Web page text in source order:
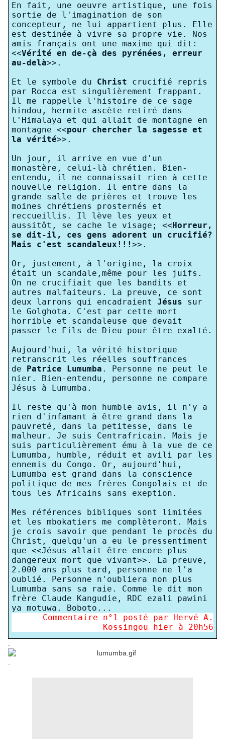
En fait, une oeuvre artistique, une fois
sortie de l'imagination de son
concepteur, ne lui appartient plus. Elle
est destinée à vivre sa propre vie. Nos
amis français ont une maxime qui dit:
<<Vérité en de-çà des pyrénées, erreur
au-delà>>.
Et le symbole du Christ crucifié repris
par Rocca est singulièrement frappant.
Il me rappelle l'histoire de ce sage
hindou, hermite ascète retiré dans
l'Himalaya et qui allait de montagne en
montagne <<pour chercher la sagesse et
la vérité>>.
Un jour, il arrive en vue d'un
monastère, celui-là chrétien. Bien-
entendu, il ne connaissait rien à cette
nouvelle religion. Il entre dans la
grande salle de prières et trouve les
moines chrétiens prosternés et
reccueillis. Il lève les yeux et
aussitôt, se cache le visage; << Horreur,
se dit-il, ces gens adorent un crucifié?
Mais c'est scandaleux!!! >>.
Or, justement, à l'origine, la croix
était un scandale,même pour les juifs.
On ne crucifiait que les bandits et
autres malfaiteurs. La preuve, ce sont
deux larrons qui encadraient Jésus sur
le Golghota. C'est par cette mort
horrible et scandaleuse que devait
passer le Fils de Dieu pour être exalté.
Aujourd'hui, la vérité historique
retranscrit les réelles souffrances
de
Patrice Lumumba . Personne ne peut le
nier. Bien-entendu, personne ne compare
Jésus à Lumumba.
Il reste qu'à mon humble avis, il n'y a
rien d'infamant à être grand dans la
pauvreté, dans la petitesse, dans le
malheur. Je suis Centrafricain. Mais je
suis particulièrement ému à la vue de ce
Lumumba, humble, réduit et avili par les
ennemis du Congo. Or, aujourd'hui,
Lumumba est grand dans la conscience
politique de mes frères Congolais et de
tous les Africains sans exeption.
Mes références bibliques sont limitées
et les mbokatiers me complèteront. Mais
je crois savoir que pendant le procès du
Christ, quelqu'un a eu le pressentiment
que <<Jésus allait être encore plus
dangereux mort que vivant>>. La preuve,
2.000 ans plus tard, personne ne l'a
oublié. Personne n'oubliera non plus
Lumumba sans sa raie. Comme le dit mon
frère Claude Kangudie, RDC ezali pawini
ya motuwa. Boboto...
Commentaire n° 1 posté par Hervé A.
Kossingou hier à 20h56